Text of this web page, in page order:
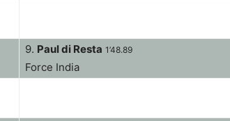
9. Paul di Resta 1’48.89
Force India